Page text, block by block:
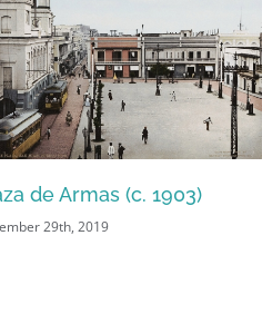
Calle del Cristo, Viejo San
Juan (1941)